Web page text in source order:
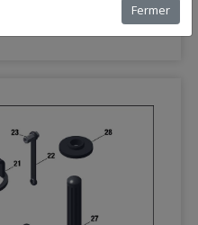
Fermer